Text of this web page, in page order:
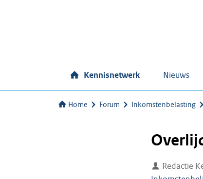
Kennisnetwerk Nieuws
Home Forum Inkomstenbelasting
Redactie